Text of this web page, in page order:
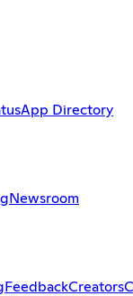
App Directory
Newsroom
FeedbackCreators